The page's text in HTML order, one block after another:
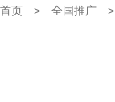
首页 > 全国推广 >